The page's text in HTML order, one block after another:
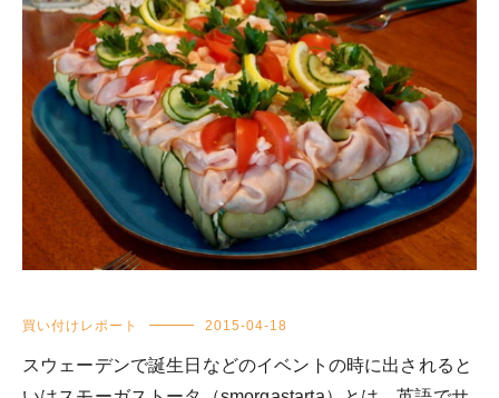
買い付けレポート 2015-04-18
スウェーデンで誕生日などのイベントの時に出されると